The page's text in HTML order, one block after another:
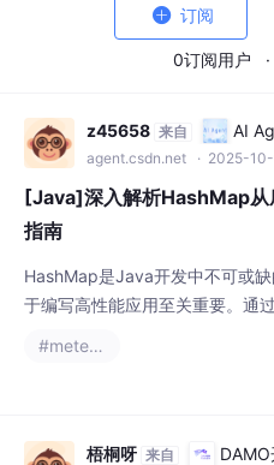
 订阅
0订阅用户 ·
z45658 来自 AI
agent.csdn.net · 2025-
[Java]深入解析HashMap从
指南
HashMap是Java开发中不可或
于编写高性能应用至关重要。通
#metersphere
梧桐呀 来自